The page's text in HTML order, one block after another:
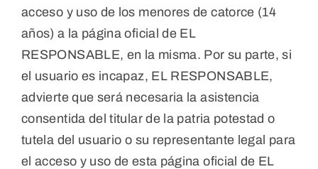
acceso y uso de los menores de catorce (14
años) a la página oficial de EL
RESPONSABLE, en la misma. Por su parte, si
el usuario es incapaz, EL RESPONSABLE,
advierte que será necesaria la asistencia
consentida del titular de la patria potestad o
tutela del usuario o su representante legal para
el acceso y uso de esta página oficial de EL